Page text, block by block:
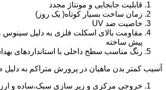
قابلیت جابجایی و مونتاژ مجدد
زمان ساخت بسیار کوتاه( یک روز)
خاصیت ضد UV
مقاومت بالای اسکلت فلزی به دلیل
پیش ساخته
رنگ مناسب سطح داخلی با استانداردهای
آسیب کمتر بدن ماهیان در پرورش متراکم به
خروجی مرکزی و زیر سازی سبک،ساده و